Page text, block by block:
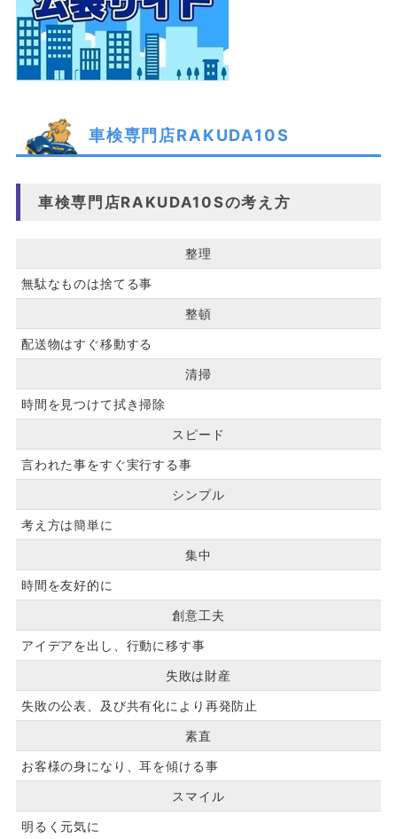
車検専門店RAKUDA10S
車検専門店RAKUDA10Sの考え方
整理
無駄なものは捨てる事
整頓
配送物はすぐ移動する
清掃
時間を見つけて拭き掃除
スピード
言われた事をすぐ実行する事
シンプル
考え方は簡単に
集中
時間を友好的に
創意工夫
アイデアを出し、行動に移す事
失敗は財産
失敗の公表、及び共有化により再発防止
素直
お客様の身になり、耳を傾ける事
スマイル
明るく元気に